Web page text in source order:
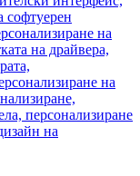
софтуерен
на
на драйвера,
на
персонализиране
на